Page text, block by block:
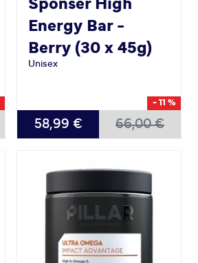
- 11 %
Sponser High
Energy Bar -
Berry (30 x 45g)
Unisex
58,99 € 66,00 €